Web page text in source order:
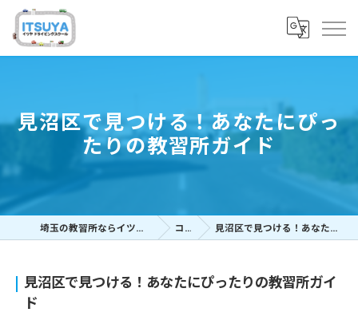
見沼区で見つける！あなたにぴっ
たりの教習所ガイド
埼玉の教習所ならイツヤドライビングスクール コラム 見沼区で見つける！あなたにぴったりの教習所ガイド
見沼区で見つける！あなたにぴったりの教習所ガイ
ド